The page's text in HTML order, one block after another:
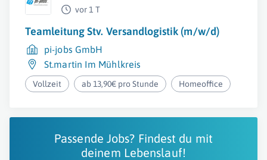
vor 1 T
Teamleitung Stv. Versandlogistik (m/w/d)
pi-jobs GmbH
St.martin Im Mühlkreis
Vollzeit ab 13,90€ pro Stunde Homeoffice
Passende Jobs? Findest du mit
deinem Lebenslauf!